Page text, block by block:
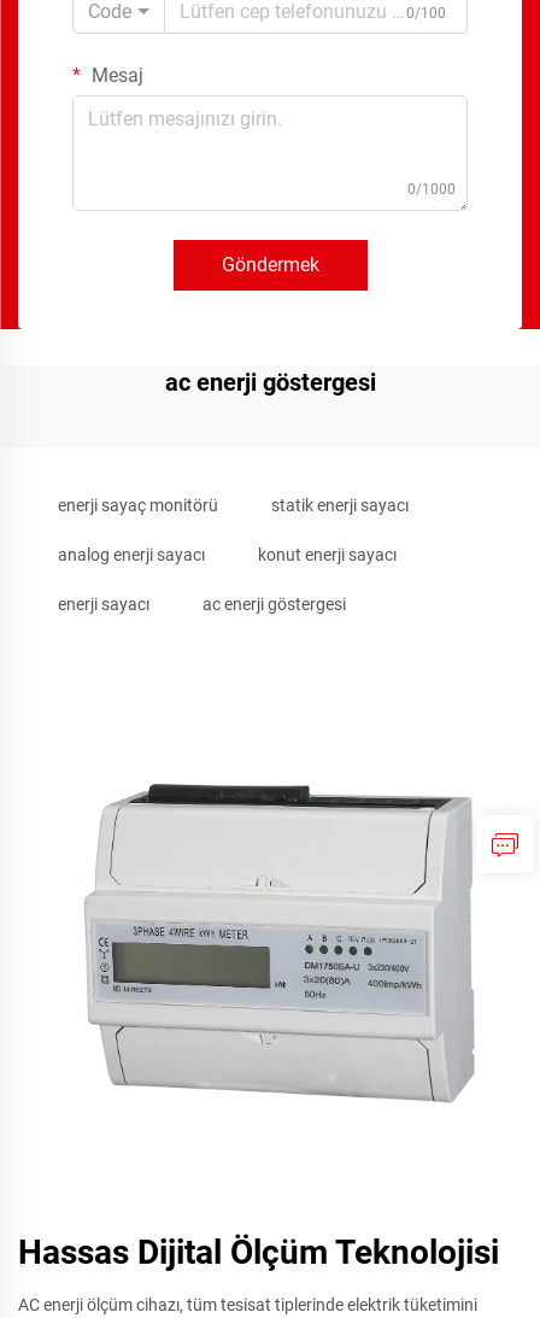
Code
0/100
Mesaj
0/1000
Göndermek
ac enerji göstergesi
enerji sayaç monitörü statik enerji sayacı
analog enerji sayacı konut enerji sayacı
enerji sayacı ac enerji göstergesi
Hassas Dijital Ölçüm Teknolojisi
AC enerji ölçüm cihazı, tüm tesisat tiplerinde elektrik tüketimini